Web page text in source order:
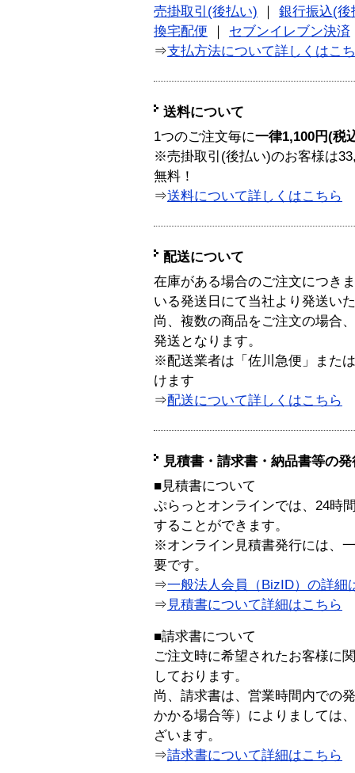
売掛取引(後払い)
銀行振込(後
換宅配便
セブンイレブン決済
⇒支払方法について詳しくはこ
送料について
1つのご注文毎に一律1,100円(税
※売掛取引(後払い)のお客様は
無料！
⇒送料について詳しくはこちら
配送について
在庫がある場合のご注文につき
いる発送日にて当社より発送い
尚、複数の商品をご注文の場合
発送となります。
※配送業者は「佐川急便」また
けます
⇒配送について詳しくはこちら
見積書・請求書・納品書等の
■見積書について
ぷらっとオンラインでは、24時
することができます。
※オンライン見積書発行には、
要です。
⇒一般法人会員（BizID）の詳細
⇒ 見積書について詳細はこちら
■請求書について
ご注文時に希望されたお客様に
しております。
尚、請求書は、営業時間内での
かかる場合等）によりましては
ざいます。
⇒請求書について詳細はこちら